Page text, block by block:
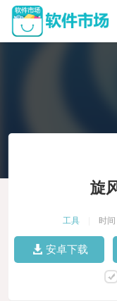
旋
工具 时
安卓下载